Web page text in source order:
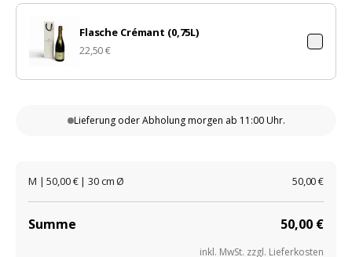
Flasche Crémant (0,75L)
22,50 €
Lieferung oder Abholung morgen ab 11:00 Uhr.
M | 50,00 € | 30 cm Ø 50,00 €
Summe 50,00 €
inkl. MwSt. zzgl. Lieferkosten